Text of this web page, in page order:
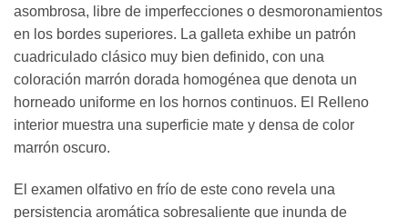
asombrosa, libre de imperfecciones o desmoronamientos
en los bordes superiores. La galleta exhibe un patrón
cuadriculado clásico muy bien definido, con una
coloración marrón dorada homogénea que denota un
horneado uniforme en los hornos continuos. El Relleno
interior muestra una superficie mate y densa de color
marrón oscuro.
El examen olfativo en frío de este cono revela una
persistencia aromática sobresaliente que inunda de